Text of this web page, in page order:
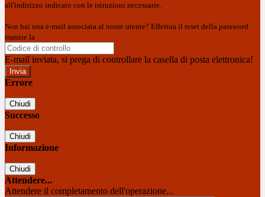
all'indirizzo indicato con le istruzioni necessarie.
Non hai una e-mail associata al nome utente? Effettua il reset della password
tramite la
E-mail inviata, si prega di controllare la casella di posta elettronica!
Errore
Chiudi
Successo
Chiudi
Informazione
Chiudi
Attendere...
Attendere il completamento dell'operazione...